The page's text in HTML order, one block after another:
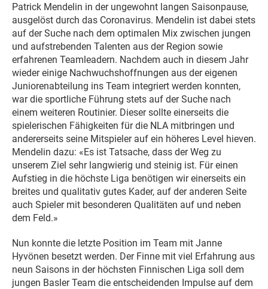
Patrick Mendelin in der ungewohnt langen Saisonpause,
ausgelöst durch das Coronavirus. Mendelin ist dabei stets
auf der Suche nach dem optimalen Mix zwischen jungen
und aufstrebenden Talenten aus der Region sowie
erfahrenen Teamleadern. Nachdem auch in diesem Jahr
wieder einige Nachwuchshoffnungen aus der eigenen
Juniorenabteilung ins Team integriert werden konnten,
war die sportliche Führung stets auf der Suche nach
einem weiteren Routinier. Dieser sollte einerseits die
spielerischen Fähigkeiten für die NLA mitbringen und
andererseits seine Mitspieler auf ein höheres Level hieven.
Mendelin dazu: «Es ist Tatsache, dass der Weg zu
unserem Ziel sehr langwierig und steinig ist. Für einen
Aufstieg in die höchste Liga benötigen wir einerseits ein
breites und qualitativ gutes Kader, auf der anderen Seite
auch Spieler mit besonderen Qualitäten auf und neben
dem Feld.»
Nun konnte die letzte Position im Team mit Janne
Hyvönen besetzt werden. Der Finne mit viel Erfahrung aus
neun Saisons in der höchsten Finnischen Liga soll dem
jungen Basler Team die entscheidenden Impulse auf dem